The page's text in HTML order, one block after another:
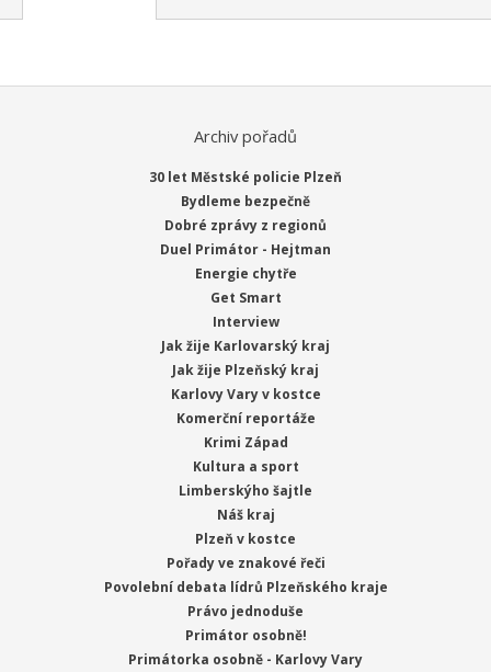
Archiv pořadů
30 let Městské policie Plzeň
Bydleme bezpečně
Dobré zprávy z regionů
Duel Primátor - Hejtman
Energie chytře
Get Smart
Interview
Jak žije Karlovarský kraj
Jak žije Plzeňský kraj
Karlovy Vary v kostce
Komerční reportáže
Krimi Západ
Kultura a sport
Limberskýho šajtle
Náš kraj
Plzeň v kostce
Pořady ve znakové řeči
Povolební debata lídrů Plzeňského kraje
Právo jednoduše
Primátor osobně!
Primátorka osobně - Karlovy Vary